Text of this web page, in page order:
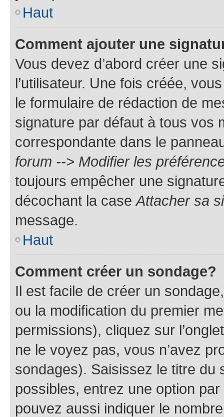
Haut
Comment ajouter une
Vous devez d’abord créer une
l’utilisateur. Une fois créée,
le formulaire de rédaction de
signature par défaut à tous vos
correspondante dans le
forum --> Modifier les
toujours empêcher une
décochant la caseAttacher sa
message.
Haut
Comment créer un sondage?
Il est facile de créer un
ou la modification du premier
permissions), cliquez sur
ne le voyez pas, vous n’avez
sondages). Saisissez le titre du
possibles, entrez une option
pouvez aussi indiquer le